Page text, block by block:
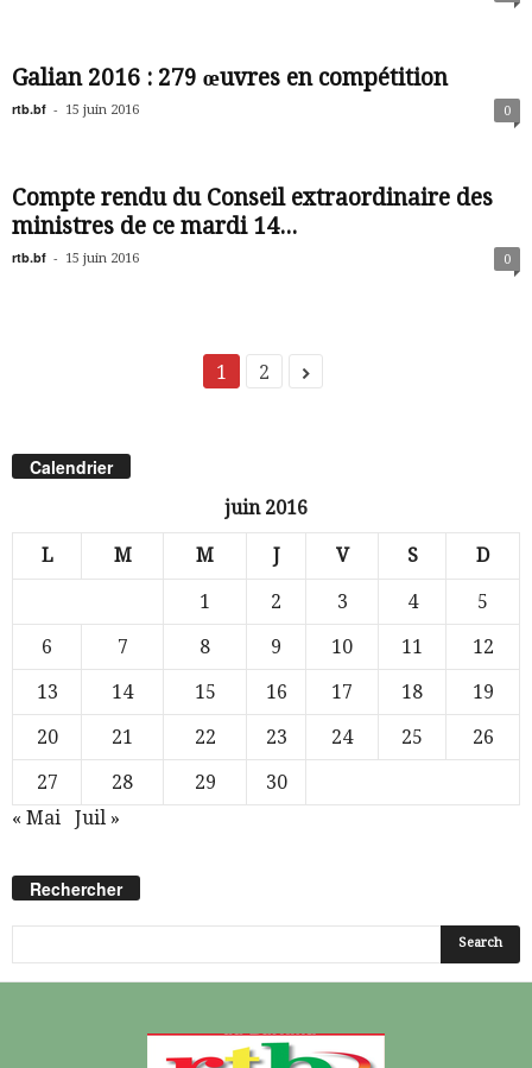
Galian 2016 : 279 œuvres en compétition
rtb.bf - 15 juin 2016 0
Compte rendu du Conseil extraordinaire des
ministres de ce mardi 14...
rtb.bf - 15 juin 2016 0
1 2
Calendrier
juin 2016
L M M J V S D
1 2 3 4
5
6
7 8 9 10 11
12
13
14 15 16 17 18
19
20
21 22 23 24 25
26
27
28 29
30
« Mai
Juil »
Rechercher